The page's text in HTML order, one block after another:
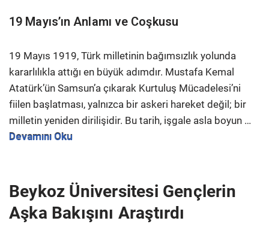
19 Mayıs’ın Anlamı ve Coşkusu
19 Mayıs 1919, Türk milletinin bağımsızlık yolunda
kararlılıkla attığı en büyük adımdır. Mustafa Kemal
Atatürk’ün Samsun’a çıkarak Kurtuluş Mücadelesi’ni
fiilen başlatması, yalnızca bir askeri hareket değil; bir
milletin yeniden dirilişidir. Bu tarih, işgale asla boyun …
Devamını Oku
Beykoz Üniversitesi Gençlerin
Aşka Bakışını Araştırdı